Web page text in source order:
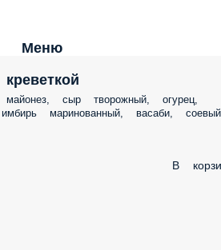
Меню
сыр творожный, огурец,
маринованный, васаби, соевый
В